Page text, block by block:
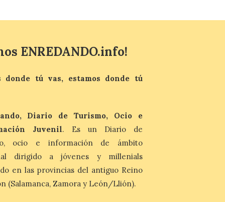
fuentes de La Granja ante
la escasez de agua
6 Ago 2026
Diana previstos para los
días 8, 15 y 22 de agosto,
así como al encendido extraordinario del
día 25. La reserva de agua en el estanque
El Descenso Internacional
del Sella arranca con el
ENREDANDO.info!
donde tú vas, estamos donde tú
Diario de Turismo, Ocio e
Juvenil. Es un Diario de
ocio e información de ámbito
dirigido a jóvenes y millenials
en las provincias del antiguo Reino
(Salamanca, Zamora y León/Llión).